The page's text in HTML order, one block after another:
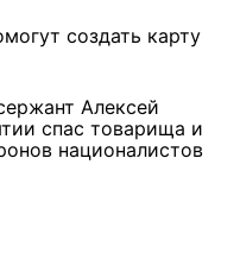
создать карту
Алексей
спас товарища и
националистов